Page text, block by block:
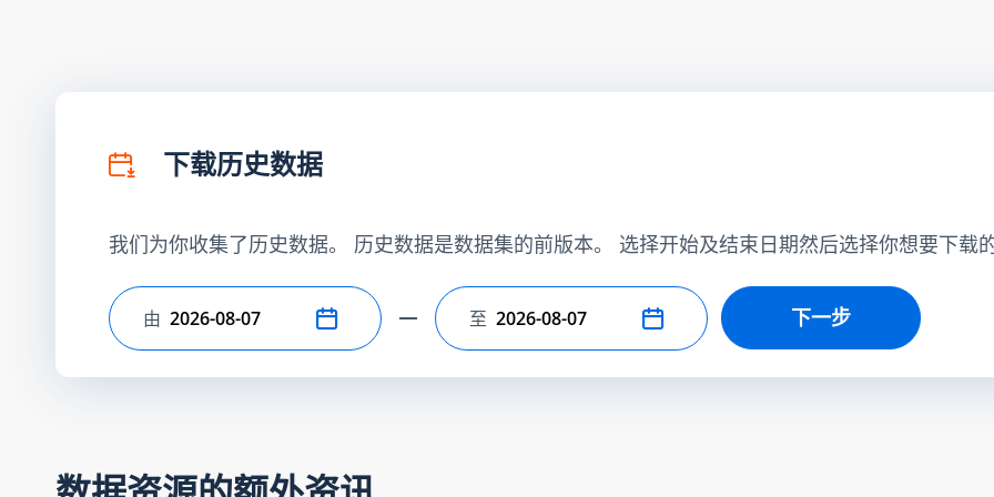
下载历史数据
我们为你收集了历史数据。 历史数据是数据集的前版本。 选择开始及结束日期然后选择你想要下载
选择开始日期
由 选择结束日期
至 下一步